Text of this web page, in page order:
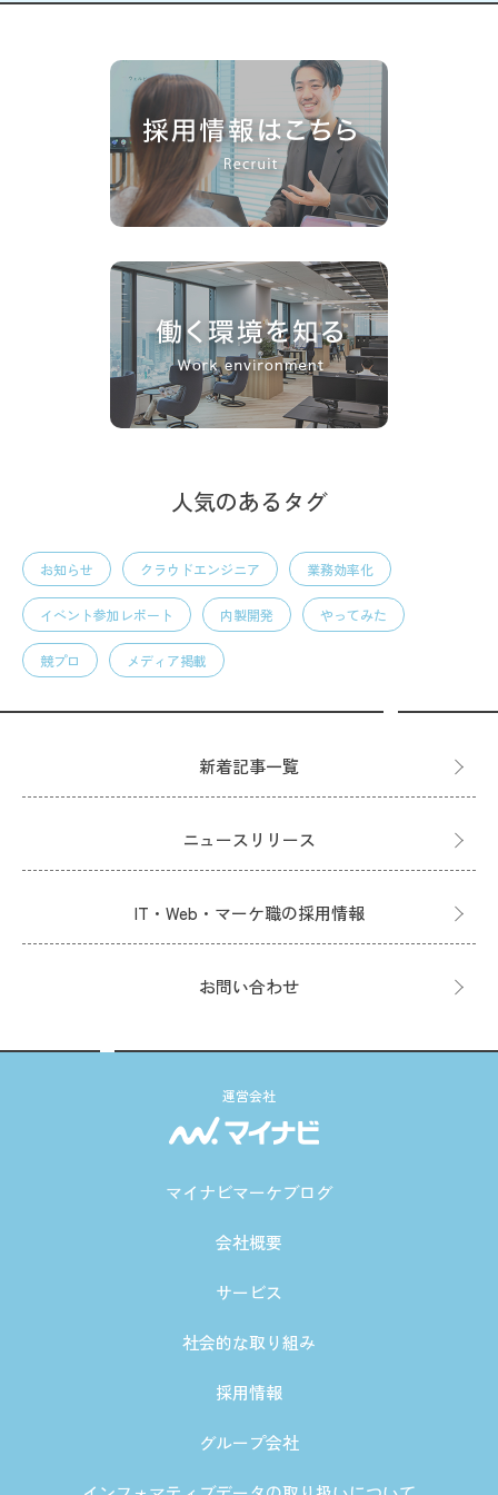
人気のあるタグ
お知らせ クラウドエンジニア 業務効率化
イベント参加レポート 内製開発 やってみた
競プロ メディア掲載
新着記事一覧
ニュースリリース
IT・Web・マーケ職の採用情報
お問い合わせ
運営会社
マイナビマーケブログ
会社概要
サービス
社会的な取り組み
採用情報
グループ会社